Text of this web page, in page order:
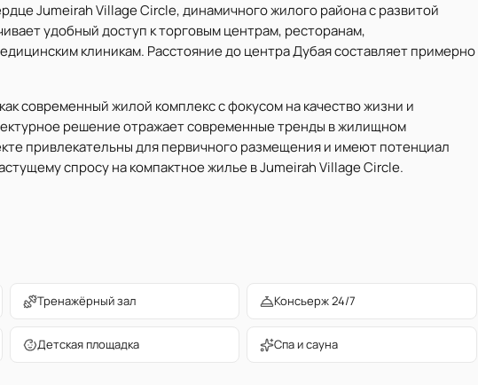
Jumeirah Village Circle, динамичного жилого района с развитой
удобный доступ к торговым центрам, ресторанам,
клиникам. Расстояние до центра Дубая составляет примерно
современный жилой комплекс с фокусом на качество жизни и
решение отражает современные тренды в жилищном
привлекательны для первичного размещения и имеют потенциал
спросу на компактное жилье в Jumeirah Village Circle.
Тренажёрный зал Консьерж 24/7
Детская площадка Спа и сауна